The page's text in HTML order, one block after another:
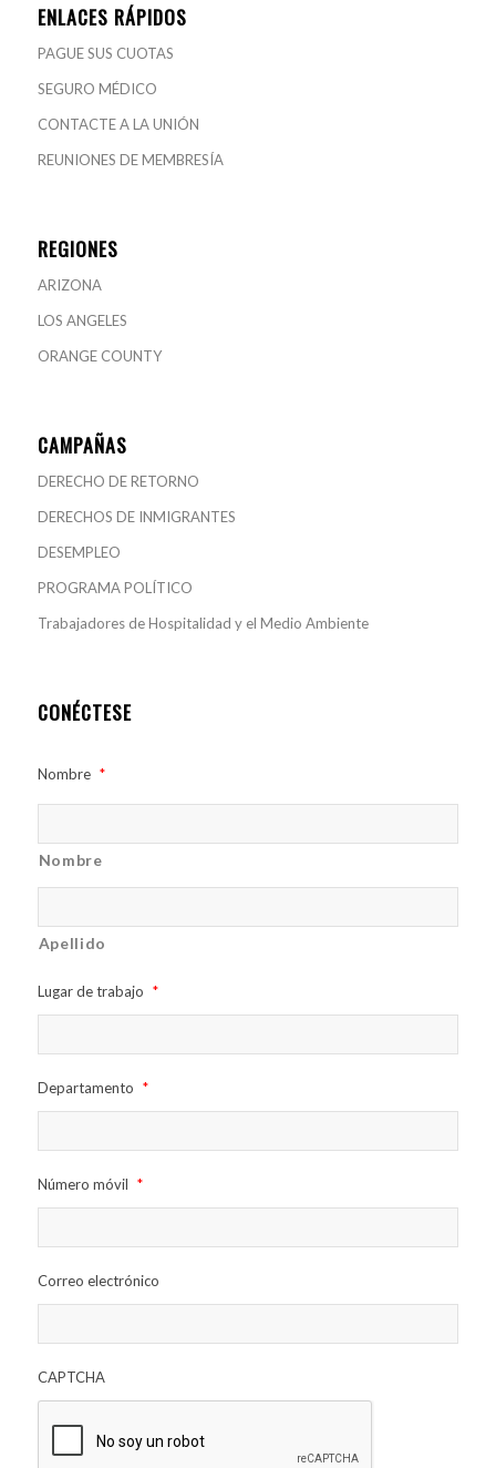
ENLACES RÁPIDOS
PAGUE SUS CUOTAS
SEGURO MÉDICO
CONTACTE A LA UNIÓN
REUNIONES DE MEMBRESÍA
REGIONES
ARIZONA
LOS ANGELES
ORANGE COUNTY
CAMPAÑAS
DERECHO DE RETORNO
DERECHOS DE INMIGRANTES
DESEMPLEO
PROGRAMA POLÍTICO
Trabajadores de Hospitalidad y el Medio Ambiente
CONÉCTESE
Nombre *
Nombre
Apellido
Lugar de trabajo *
Departamento *
Número móvil *
Correo electrónico
CAPTCHA